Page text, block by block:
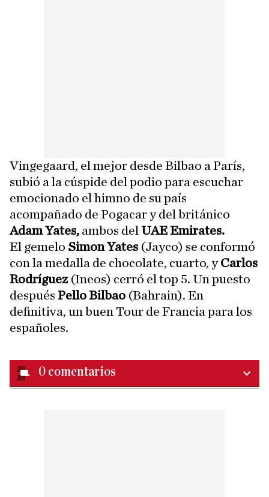
Vingegaard, el mejor desde Bilbao a París,
subió a la cúspide del podio para escuchar
emocionado el himno de su país
acompañado de Pogacar y del británico
Adam Yates, ambos del UAE Emirates.
El gemelo Simon Yates (Jayco) se conformó
con la medalla de chocolate, cuarto, yCarlos
Rodríguez(Ineos) cerró el top 5. Un puesto
después Pello Bilbao (Bahrain). En
definitiva, un buen Tour de Francia para los
españoles.
0 comentarios